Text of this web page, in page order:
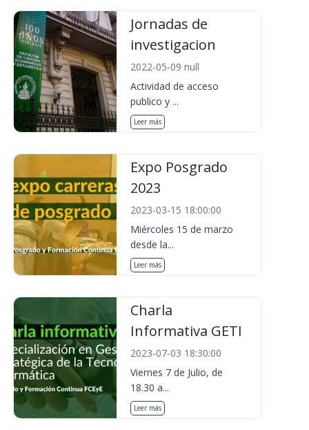
Jornadas de
investigacion
2022-05-09 null
Actividad de acceso
publico y ...
Leer más
Expo Posgrado
2023
2023-03-15 18:00:00
Miércoles 15 de marzo
desde la...
Leer más
Charla
Informativa GETI
2023-07-03 18:30:00
Viernes 7 de Julio, de
18.30 a...
Leer más